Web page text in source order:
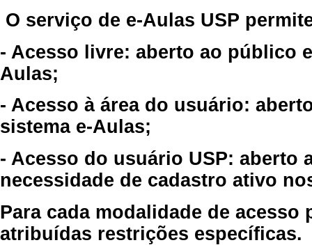
O serviço de e-Aulas USP
- Acesso livre: aberto ao público
Aulas;
- Acesso à área do usuário:
sistema e-Aulas;
- Acesso do usuário USP: aberto
necessidade de cadastro ativo
Para cada modalidade de
atribuídas restrições específicas.